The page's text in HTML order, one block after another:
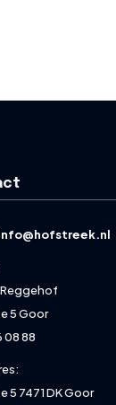
Reggehof
5 Goor
08 88
5 7471 DK Goor